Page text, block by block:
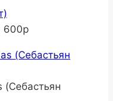
600р
(Себастьян